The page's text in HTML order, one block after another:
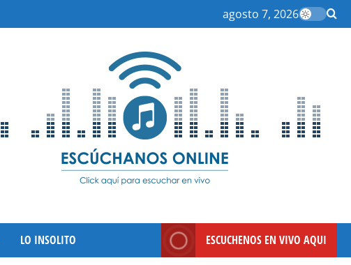
agosto 7, 2026
LO INSOLITO ESCUCHENOS EN VIVO AQUI